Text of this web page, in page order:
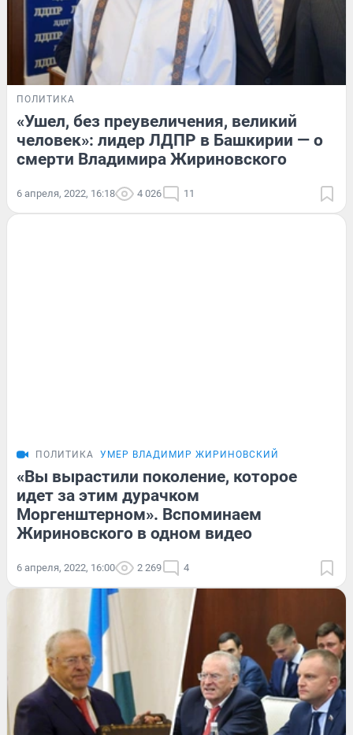
ПОЛИТИКА
«Ушел, без преувеличения, великий
человек»: лидер ЛДПР в Башкирии — о
смерти Владимира Жириновского
6 апреля, 2022, 16:18 4 026 11
ПОЛИТИКА УМЕР ВЛАДИМИР ЖИРИНОВСКИЙ
«Вы вырастили поколение, которое
идет за этим дурачком
Моргенштерном». Вспоминаем
Жириновского в одном видео
6 апреля, 2022, 16:00 2 269 4